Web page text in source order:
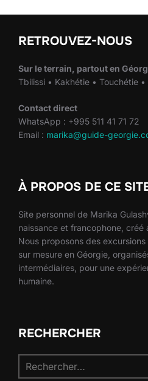
RETROUVEZ-NOUS
Sur le terrain, partout en
Tbilissi • Kakhétie • Touchétie
Contact direct
WhatsApp : +995 511 41 71 72
Email : marika@guide-
À PROPOS DE CE
Site personnel de Marika
naissance et francophone, créé
Nous proposons des
sur mesure en Géorgie,
intermédiaires, pour une
humaine.
RECHERCHER
pour :